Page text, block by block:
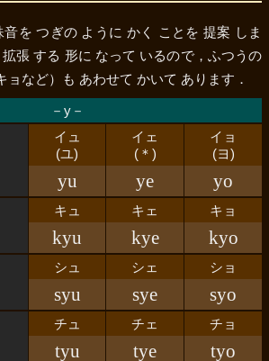
を つぎの ように かく ことを 提案 しま
張 する 形に なって いるので，ふつうの
ョ など）も あわせて かいて あります．
－y－
イュ
(ユ)
イェ
(＊)
イョ
(ヨ)
yu ye yo
キュ キェ キョ
kyu kye kyo
シュ シェ ショ
syu sye syo
チュ チェ チョ
tyu tye tyo